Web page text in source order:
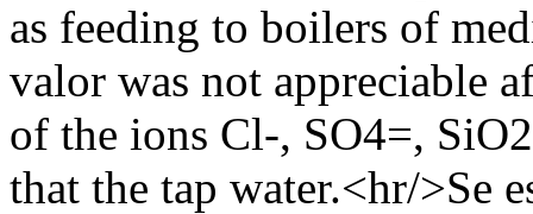
as feeding to boilers of
valor was not appreciable
of the ions Cl-, SO4=,
that the tap water.<hr/>Se